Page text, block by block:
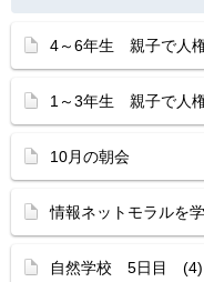
4～6年生 親子で人権
1～3年生 親子で人権
10月の朝会
情報ネットモラルを
自然学校 5日目 (4)